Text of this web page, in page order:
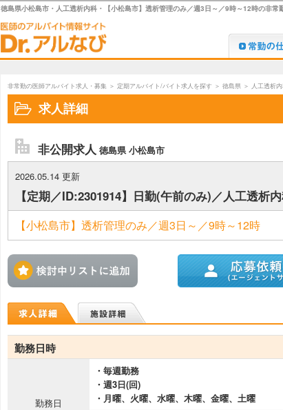
徳島県小松島市・人工透析内科・【小松島市】透析管理のみ／週3日～／9時～12時の非
非常勤の医師アルバイト求人・募集 ＞ 定期アルバイト/バイト求人を探す ＞ 徳島県 ＞ 人工透析
求人詳細
非公開求人 徳島県 小松島市
2026.05.14 更新
【定期／ID:2301914】日勤(午前のみ)／人工透析
【小松島市】透析管理のみ／週3日～／9時～12時
検討中リストに追加
勤務日時
勤務日
・毎週勤務
・週3日(回)
・月曜、火曜、水曜、木曜、金曜、土曜